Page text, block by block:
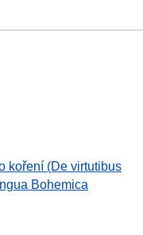
koření (De virtutibus
Bohemica